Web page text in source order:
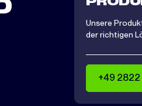
Unsere
der richtigen
+49 2822